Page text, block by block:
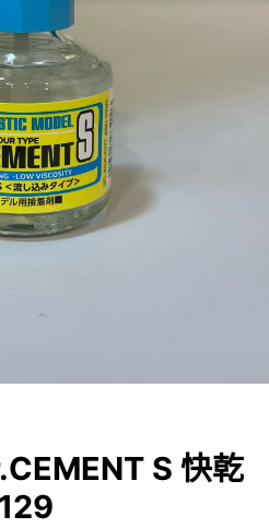
S 快乾